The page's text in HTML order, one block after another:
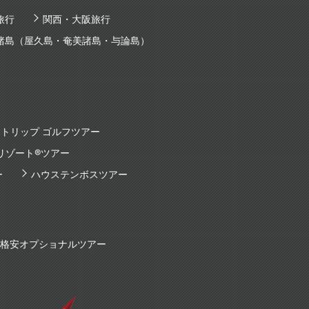
行
関西・大阪旅行
島（屋久島・奄美諸島・与論島）
リップ ゴルフツアー
ゾート®ツアー
ハウステンボスツアー
安オプショナルツアー